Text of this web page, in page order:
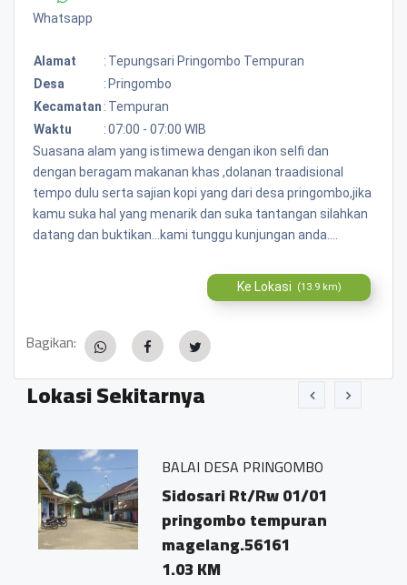
Whatsapp
Alamat : Tepungsari Pringombo Tempuran
Desa
: Pringombo
Kecamatan : Tempuran
Waktu
:07:00 - 07:00 WIB
Suasana alam yang istimewa dengan ikon selfi dan
dengan beragam makanan khas ,dolanan traadisional
tempo dulu serta sajian kopi yang dari desa pringombo,jika
kamu suka hal yang menarik dan suka tantangan silahkan
datang dan buktikan...kami tunggu kunjungan anda....
Ke Lokasi (13.9 km)
Bagikan:
Lokasi Sekitarnya
BALAI DESA PRINGOMBO
Sidosari Rt/Rw 01/01
pringombo tempuran
magelang.56161
1.03 KM